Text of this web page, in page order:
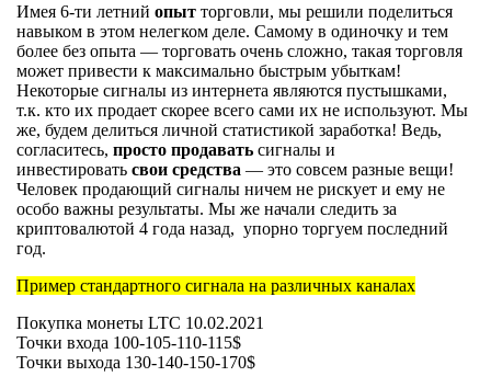
Имея 6-ти летний опыт торговли, мы решили поделиться
навыком в этом нелегком деле. Самому в одиночку и тем
более без опыта — торговать очень сложно, такая торговля
может привести к максимально быстрым убыткам!
Некоторые сигналы из интернета являются пустышками,
т.к. кто их продает скорее всего сами их не используют. Мы
же, будем делиться личной статистикой заработка! Ведь,
согласитесь, просто продавать сигналы и
инвестировать свои средства — это совсем разные вещи!
Человек продающий сигналы ничем не рискует и ему не
особо важны результаты. Мы же начали следить за
криптовалютой 4 года назад, упорно торгуем последний
год.
Пример стандартного сигнала на различных каналах
Покупка монеты LTC 10.02.2021
Точки входа 100-105-110-115$
Точки выхода 130-140-150-170$